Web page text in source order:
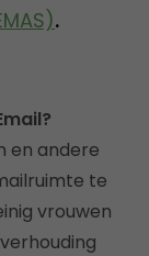
.
en andere
te
vrouwen